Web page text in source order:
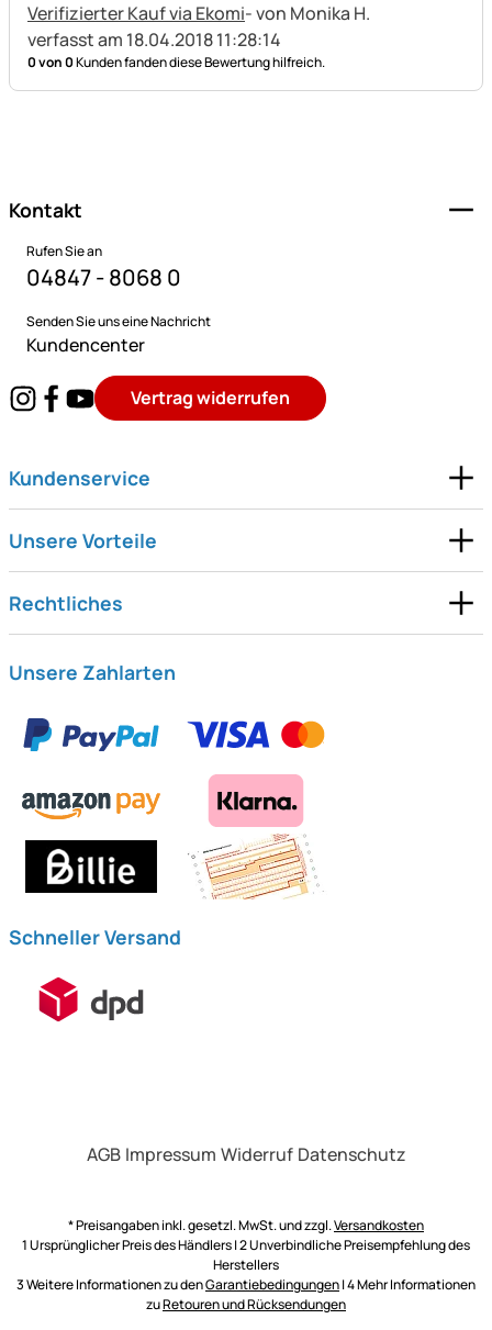
Verifizierter Kauf via Ekomi- von Monika H.
verfasst am 18.04.2018 11:28:14
0 von 0Kunden fanden diese Bewertung hilfreich.
Kontakt
Rufen Sie an
04847 - 8068 0
Senden Sie uns eine Nachricht
Kundencenter
Vertrag widerrufen
Kundenservice
Unsere Vorteile
Rechtliches
Unsere Zahlarten
Schneller Versand
AGB Impressum Widerruf Datenschutz
* Preisangaben inkl. gesetzl. MwSt. und zzgl.Versandkosten
1 Ursprünglicher Preis des Händlers | 2 Unverbindliche Preisempfehlung des
Herstellers
3 Weitere Informationen zu denGarantiebedingungen| 4 Mehr Informationen
zuRetouren und Rücksendungen